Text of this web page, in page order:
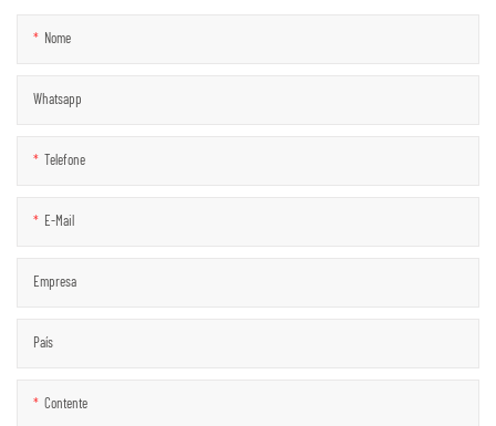
Nome
Whatsapp
Telefone
E-Mail
Empresa
País
Contente